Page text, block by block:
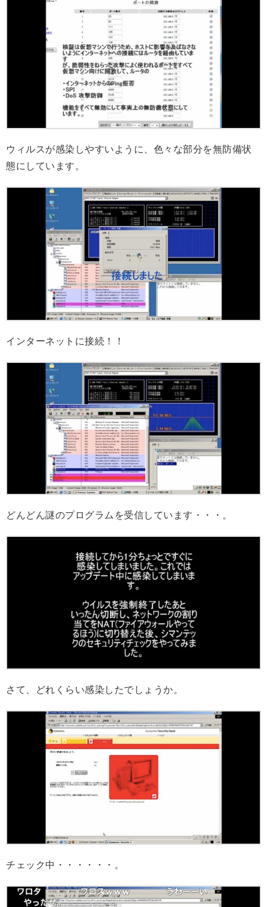
ウィルスが感染しやすいように、色々な部分を無防備状
態にしています。
インターネットに接続！！
どんどん謎のプログラムを受信しています・・・。
さて、どれくらい感染したでしょうか。
チェック中・・・・・・。